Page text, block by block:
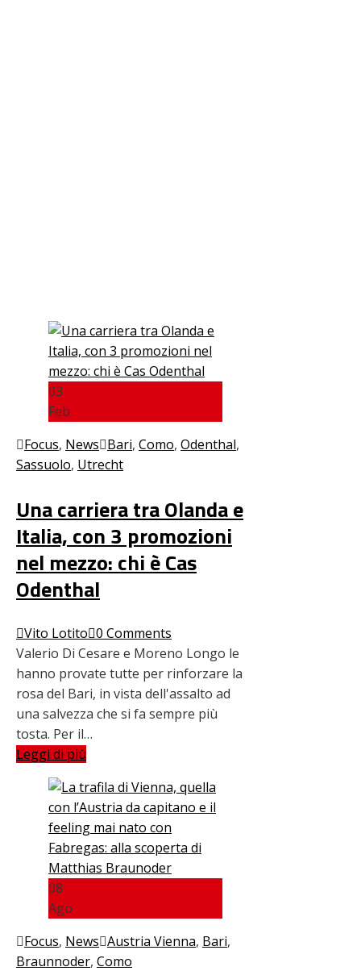
03
Feb
Focus, News Bari, Como, Odenthal,
Sassuolo, Utrecht
Una carriera tra Olanda e
Italia, con 3 promozioni
nel mezzo: chi è Cas
Odenthal
Vito Lotito 0 Comments
Valerio Di Cesare e Moreno Longo le
hanno provate tutte per rinforzare la
rosa del Bari, in vista dell'assalto ad
una salvezza che si fa sempre più
tosta. Per il…
Leggi di più
08
Ago
Focus, News Austria Vienna, Bari,
Braunnoder, Como